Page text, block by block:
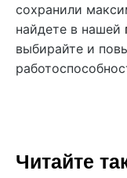
сохранили
найдете в нашей
выбирайте и
Читайте